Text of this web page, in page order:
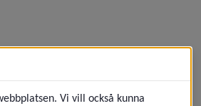
Vi vill också kunna